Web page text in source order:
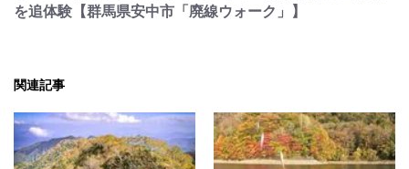
を追体験【群馬県安中市「廃線ウォーク」】
関連記事